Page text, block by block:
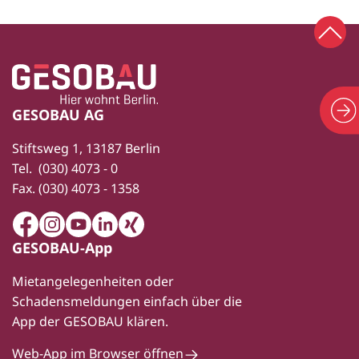
Fußbereich
Zur Startseite
GESOBAU AG
Stiftsweg 1, 13187 Berlin
Tel. (030) 4073 - 0
Fax. (030) 4073 - 1358
FacebookInstagram
YoutubeLinkedIn
Xing
GESOBAU-App
Mietangelegenheiten oder
Schadensmeldungen einfach über die
App der GESOBAU klären.
Web-App im Browser öffnen